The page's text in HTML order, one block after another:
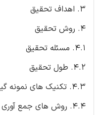
3. اهداف تحقیق
4. روش تحقیق
4.1. مسئله تحقیق
4.2. طول تحقیق
4.3. تکنیک های نمونه گیری
4.4. روش های جمع آوری داده ها